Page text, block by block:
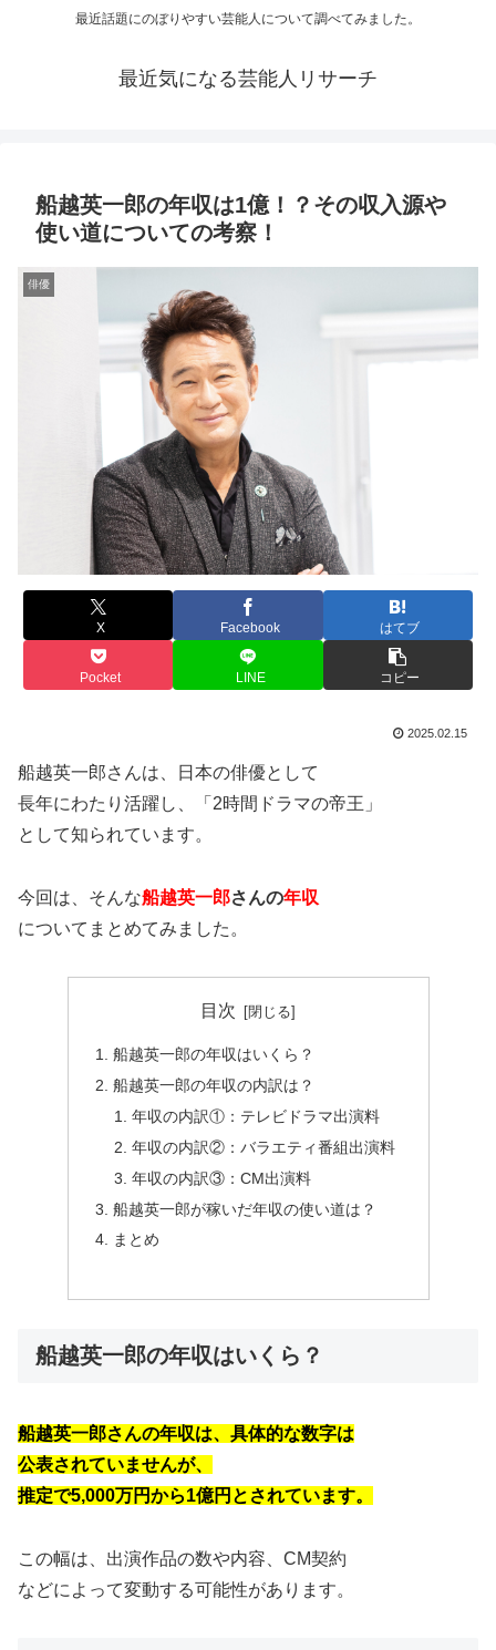
最近話題にのぼりやすい芸能人について調べてみました。
最近気になる芸能人リサーチ
船越英一郎の年収は1億！？その収入源や
使い道についての考察！
俳優
X Facebook はてブ
Pocket LINE コピー
2025.02.15
船越英一郎さんは、日本の俳優として
長年にわたり活躍し、「2時間ドラマの帝王」
として知られています。
今回は、そんな船越英一郎さんの年収
についてまとめてみました。
目次
船越英一郎の年収はいくら？
船越英一郎の年収の内訳は？
年収の内訳①：テレビドラマ出演料
年収の内訳②：バラエティ番組出演料
年収の内訳③：CM出演料
船越英一郎が稼いだ年収の使い道は？
まとめ
船越英一郎の年収はいくら？
船越英一郎さんの年収は、具体的な数字は
公表されていませんが、
推定で5,000万円から1億円とされています。
この幅は、出演作品の数や内容、CM契約
などによって変動する可能性があります。